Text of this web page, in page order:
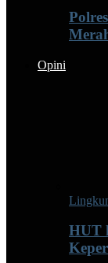
Opini
HUT